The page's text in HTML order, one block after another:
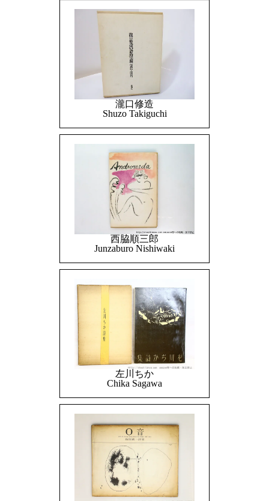
瀧口修造
Shuzo Takiguchi
西脇順三郎
Junzaburo Nishiwaki
左川ちか
Chika Sagawa